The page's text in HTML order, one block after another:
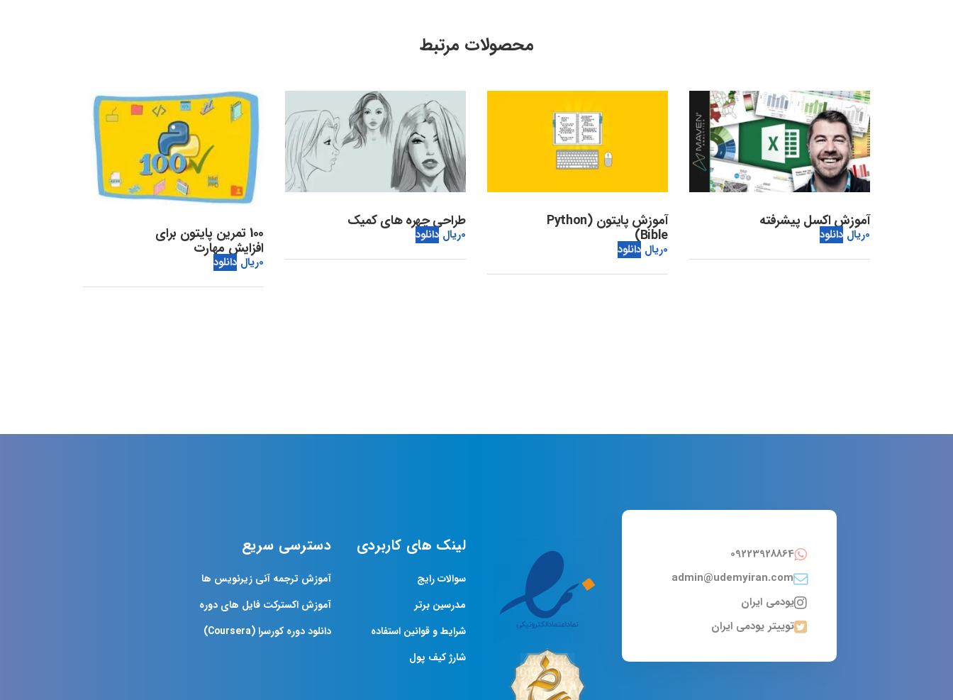
محصولات مرتبط
آموزش اکسل پیشرفته
0ریال دانلود
آموزش پایتون (Python
Bible)
0ریال دانلود
طراحی چهره های کمیک
0ریال دانلود 100 تمرین پایتون برای
افزایش مهارت
0ریال دانلود
09223928864
admin@udemyiran.com
یودمی ایران
توییتر یودمی ایران
لینک های کاربردی
سوالات رایج
مدرسین برتر
شرایط و قوانین استفاده
شارژ کیف پول
دسترسی سریع
آموزش ترجمه آنی زیرنویس ها
آموزش اکسترکت فایل های دوره
دانلود دوره کورسرا (Coursera)